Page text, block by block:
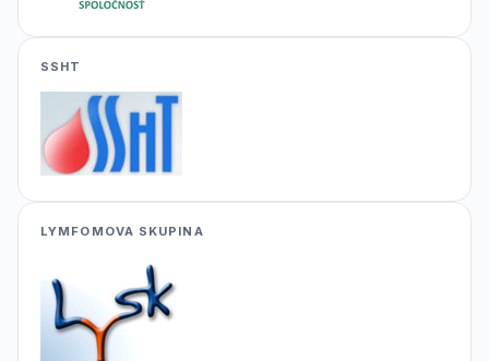
SSHT
LYMFOMOVA SKUPINA